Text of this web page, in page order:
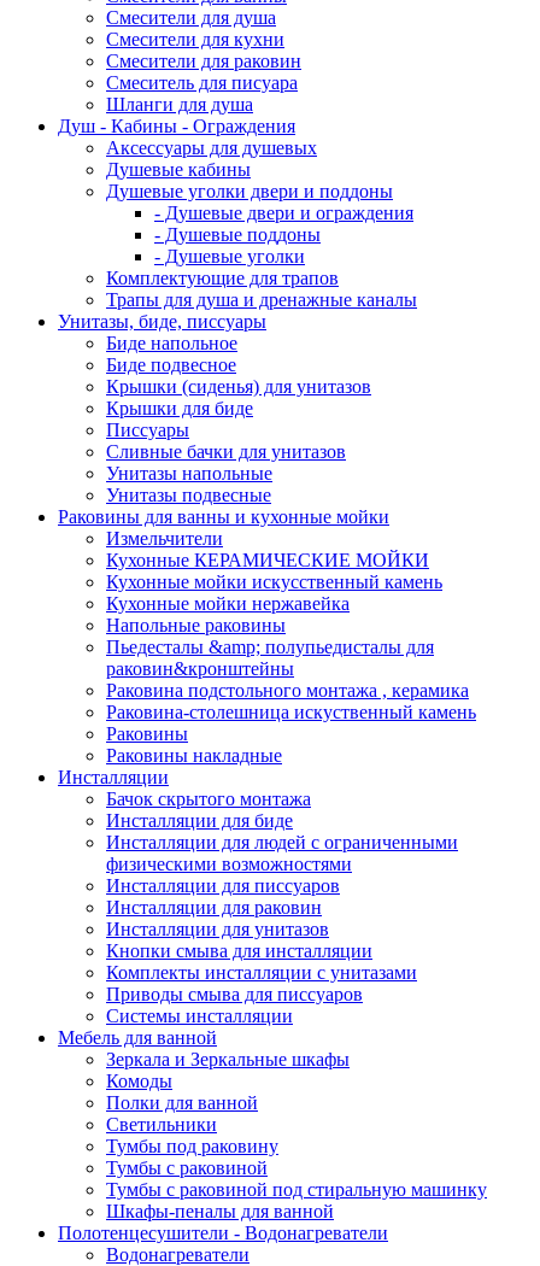
Смесители для душа
Смесители для кухни
Смесители для раковин
Смеситель для писуара
Шланги для душа
Душ - Кабины - Ограждения
Аксессуары для душевых
Душевые кабины
Душевые уголки двери и поддоны
- Душевые двери и ограждения
- Душевые поддоны
- Душевые уголки
Комплектующие для трапов
Трапы для душа и дренажные каналы
Унитазы, биде, писсуары
Биде напольное
Биде подвесное
Крышки (сиденья) для унитазов
Крышки для биде
Писсуары
Сливные бачки для унитазов
Унитазы напольные
Унитазы подвесные
Раковины для ванны и кухонные мойки
Измельчители
Кухонные КЕРАМИЧЕСКИЕ МОЙКИ
Кухонные мойки искусственный камень
Кухонные мойки нержавейка
Напольные раковины
Пьедесталы &amp; полупьедисталы для
раковин&кронштейны
Раковина подстольного монтажа , керамика
Раковина-столешница искуственный камень
Раковины
Раковины накладные
Инсталляции
Бачок скрытого монтажа
Инсталляции для биде
Инсталляции для людей с ограниченными
физическими возможностями
Инсталляции для писсуаров
Инсталляции для раковин
Инсталляции для унитазов
Кнопки смыва для инсталляции
Комплекты инсталляции с унитазами
Приводы смыва для писсуаров
Системы инсталляции
Мебель для ванной
Зеркала и Зеркальные шкафы
Комоды
Полки для ванной
Светильники
Тумбы под раковину
Тумбы с раковиной
Тумбы с раковиной под стиральную машинку
Шкафы-пеналы для ванной
Полотенцесушители - Водонагреватели
Водонагреватели